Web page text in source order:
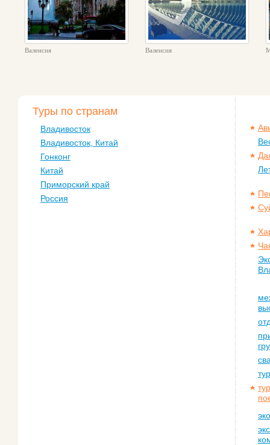
Валенсия Валенсия
Туры по странам
Владивосток
Владивосток, Китай
Гонконг
Китай
Приморский край
Россия